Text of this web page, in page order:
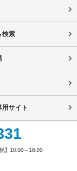
検索
用サイト
】10:00～18:00